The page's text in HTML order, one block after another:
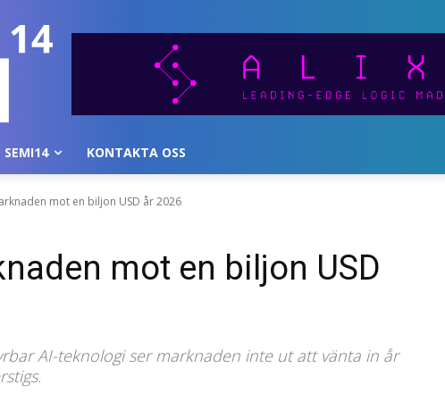
SEMI14 KONTAKTA OSS
mot en biljon USD år 2026
mot en biljon USD
AI-teknologi ser marknaden inte ut att vänta in år